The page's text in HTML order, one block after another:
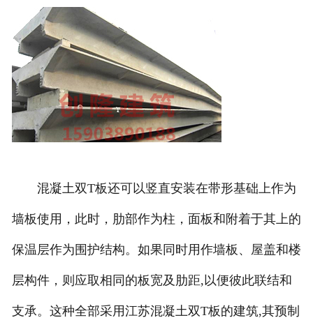
混凝土双T板还可以竖直安装在带形基础上作为
墙板使用，此时，肋部作为柱，面板和附着于其上的
保温层作为围护结构。如果同时用作墙板、屋盖和楼
层构件，则应取相同的板宽及肋距,以便彼此联结和
支承。这种全部采用江苏混凝土双T板的建筑,其预制